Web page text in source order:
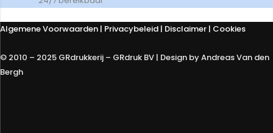
Algemene Voorwaarden | Privacybeleid | Disclaimer | Cookies
© 2010 – 2025 GRdrukkerij – GRdruk BV | Design by Andreas Van den
Bergh